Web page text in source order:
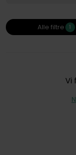
Vi
Alle filtre 1